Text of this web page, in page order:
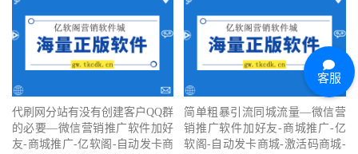
代刷网分站有没有创建客户QQ群
的必要—微信营销推广软件加好
友-商城推广-亿软阁-自动发卡商
简单粗暴引流同城流量—微信营
销推广软件加好友-商城推广-亿
软阁-自动发卡商城-激活码商城-
客服